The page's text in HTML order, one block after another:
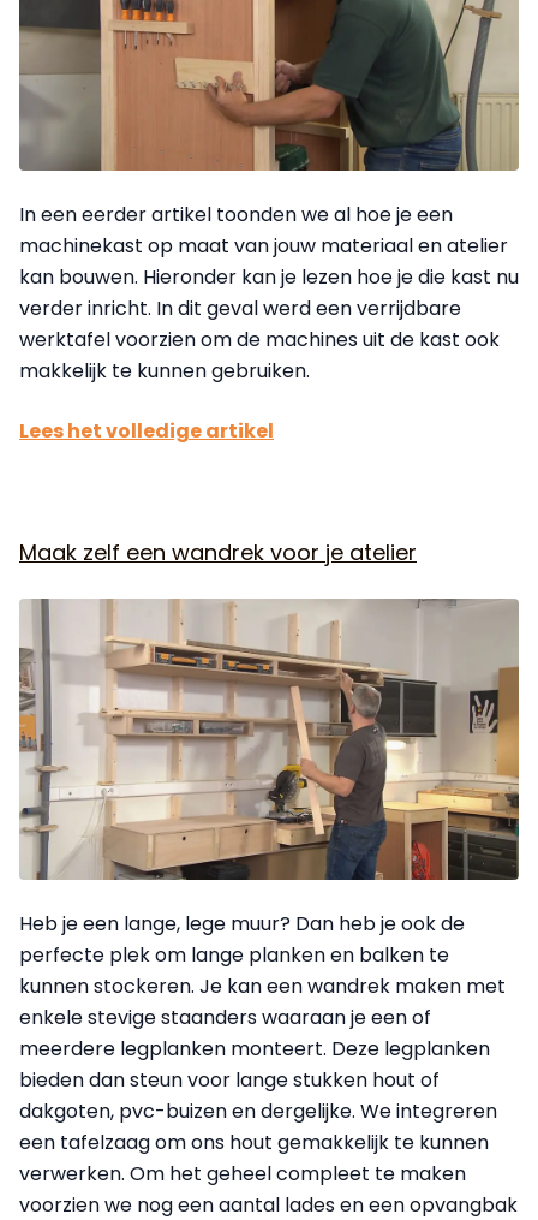
In een eerder artikel toonden we al hoe je een
machinekast op maat van jouw materiaal en atelier
kan bouwen. Hieronder kan je lezen hoe je die kast nu
verder inricht. In dit geval werd een verrijdbare
werktafel voorzien om de machines uit de kast ook
makkelijk te kunnen gebruiken.
Lees het volledige artikel
Maak zelf een wandrek voor je atelier
Heb je een lange, lege muur? Dan heb je ook de
perfecte plek om lange planken en balken te
kunnen stockeren. Je kan een wandrek maken met
enkele stevige staanders waaraan je een of
meerdere legplanken monteert. Deze legplanken
bieden dan steun voor lange stukken hout of
dakgoten, pvc-buizen en dergelijke. We integreren
een tafelzaag om ons hout gemakkelijk te kunnen
verwerken. Om het geheel compleet te maken
voorzien we nog een aantal lades en een opvangbak